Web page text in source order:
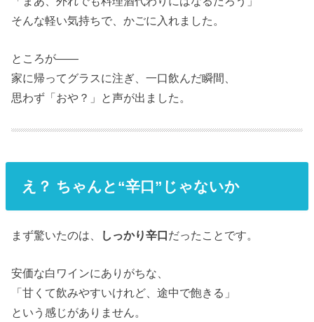
そんな軽い気持ちで、かごに入れました。
ところが――
家に帰ってグラスに注ぎ、一口飲んだ瞬間、
思わず「おや？」と声が出ました。
え？ ちゃんと“辛口”じゃないか
まず驚いたのは、 しっかり辛口だったことです。
安価な白ワインにありがちな、
「甘くて飲みやすいけれど、途中で飽きる」
という感じがありません。